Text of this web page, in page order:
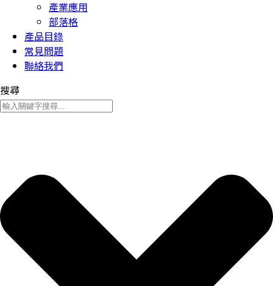
產業應用
部落格
產品目錄
常見問題
聯絡我們
搜尋